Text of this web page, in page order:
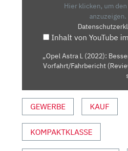
|
AUTO
MOTOR
UND
Hier klicken, um
anzuzeigen.
Inhalt von YouTube
„Opel Astra L (2022):
Vorfahrt/Fahrbericht
GEWERBE KAUF
KOMPAKTKLASSE